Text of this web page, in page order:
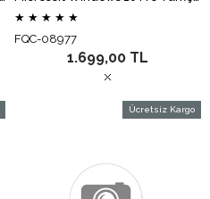
★ ★ ★ ★ ★
FQC-08977
1.699,00 TL
Ücretsiz Kargo